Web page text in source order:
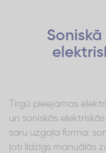
Tirgū pieejamas
un soniskās
saru uzgaļa forma:
ļoti līdzīgs manuālās